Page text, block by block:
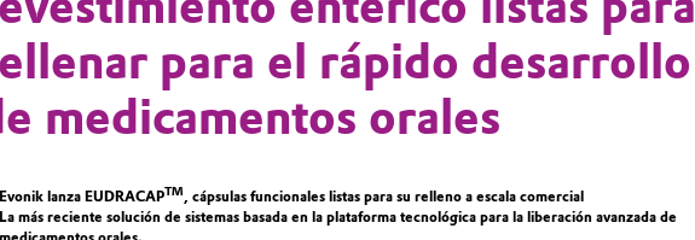
para el rápido desarrollo
medicamentos orales
Evonik lanza EUDRACAPTM, cápsulas funcionales listas para su relleno a escala comercial
La más reciente solución de sistemas basada en la plataforma tecnológica para la liberación avanzada de